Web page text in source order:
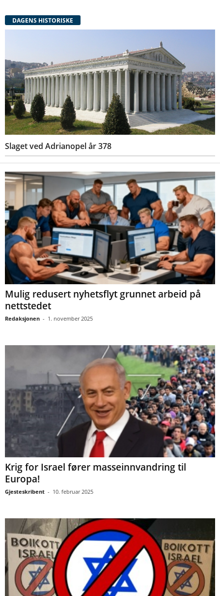
DAGENS HISTORISKE
Slaget ved Adrianopel år 378
Mulig redusert nyhetsflyt grunnet arbeid på
nettstedet
Redaksjonen - 1. november 2025
Krig for Israel fører masseinnvandring til
Europa!
Gjesteskribent - 10. februar 2025